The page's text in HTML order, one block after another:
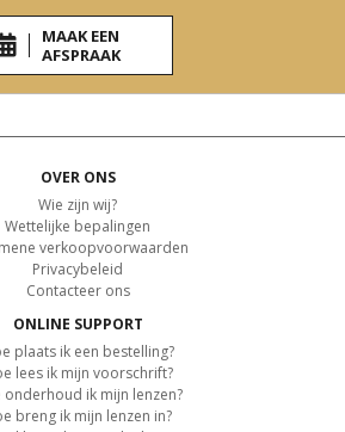
MAAK EEN
AFSPRAAK
OVER ONS
Wie zijn wij?
Wettelijke bepalingen
verkoopvoorwaarden
Privacybeleid
Contacteer ons
ONLINE SUPPORT
plaats ik een bestelling?
lees ik mijn voorschrift?
onderhoud ik mijn lenzen?
breng ik mijn lenzen in?